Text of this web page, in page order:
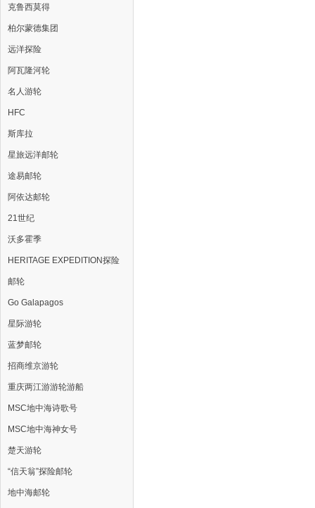
克鲁西莫得
柏尔蒙德集团
远洋探险
阿瓦隆河轮
名人游轮
HFC
斯库拉
星旅远洋邮轮
途易邮轮
阿依达邮轮
21世纪
沃多霍季
HERITAGE EXPEDITION探险
邮轮
Go Galapagos
星际游轮
蓝梦邮轮
招商维京游轮
重庆两江游游轮游船
MSC地中海诗歌号
MSC地中海神女号
楚天游轮
“信天翁”探险邮轮
地中海邮轮